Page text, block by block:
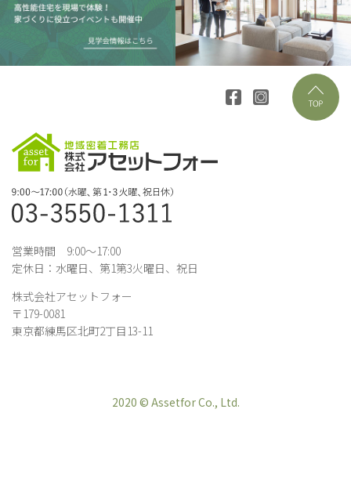
営業時間 9:00～17:00
定休日：水曜日、第1第3火曜日、祝日
株式会社アセットフォー
〒179-0081
東京都練馬区北町2丁目13-11
2020 © Assetfor Co., Ltd.